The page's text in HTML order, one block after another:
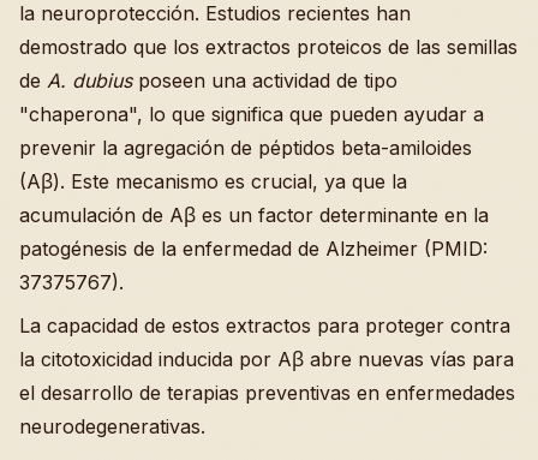
la neuroprotección. Estudios recientes han
demostrado que los extractos proteicos de las semillas
de A. dubiusposeen una actividad de tipo
"chaperona", lo que significa que pueden ayudar a
prevenir la agregación de péptidos beta-amiloides
(Aβ). Este mecanismo es crucial, ya que la
acumulación de Aβ es un factor determinante en la
patogénesis de la enfermedad de Alzheimer (PMID:
37375767).
La capacidad de estos extractos para proteger contra
la citotoxicidad inducida por Aβ abre nuevas vías para
el desarrollo de terapias preventivas en enfermedades
neurodegenerativas.